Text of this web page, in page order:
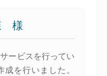
様
ービスを行ってい
を行いました。